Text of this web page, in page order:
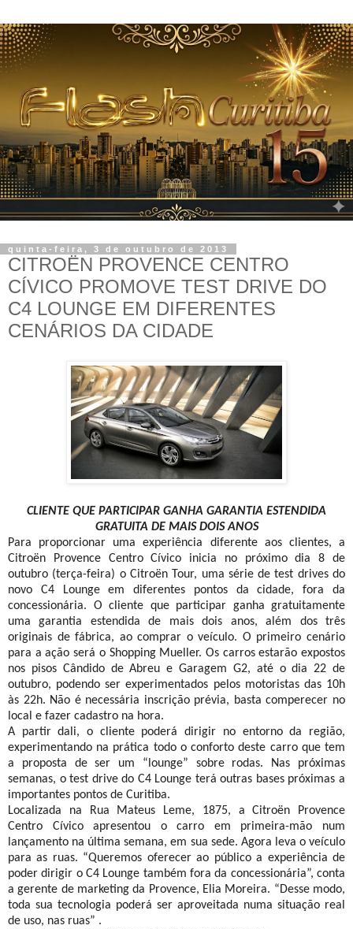
quinta-feira, 3 de outubro de 2013
CITROËN PROVENCE CENTRO
CÍVICO PROMOVE TEST DRIVE DO
C4 LOUNGE EM DIFERENTES
CENÁRIOS DA CIDADE
CLIENTE QUE PARTICIPAR GANHA GARANTIA ESTENDIDA
GRATUITA DE MAIS DOIS ANOS
Para proporcionar uma experiência diferente aos clientes, a
Citroën Provence Centro Cívico inicia no próximo dia 8 de
outubro (terça-feira) o Citroën Tour, uma série de test drives do
novo C4 Lounge em diferentes pontos da cidade, fora da
concessionária. O cliente que participar ganha gratuitamente
uma garantia estendida de mais dois anos, além dos três
originais de fábrica, ao comprar o veículo. O primeiro cenário
para a ação será o Shopping Mueller. Os carros estarão expostos
nos pisos Cândido de Abreu e Garagem G2, até o dia 22 de
outubro, podendo ser experimentados pelos motoristas das 10h
às 22h. Não é necessária inscrição prévia, basta comperecer no
local e fazer cadastro na hora.
A partir dali, o cliente poderá dirigir no entorno da região,
experimentando na prática todo o conforto deste carro que tem
a proposta de ser um “lounge” sobre rodas. Nas próximas
semanas, o test drive do C4 Lounge terá outras bases próximas a
importantes pontos de Curitiba.
Localizada na Rua Mateus Leme, 1875, a Citroën Provence
Centro Cívico apresentou o carro em primeira-mão num
lançamento na última semana, em sua sede. Agora leva o veículo
para as ruas. “Queremos oferecer ao público a experiência de
poder dirigir o C4 Lounge também fora da concessionária”, conta
a gerente de marketing da Provence, Elia Moreira. “Desse modo,
toda sua tecnologia poderá ser aproveitada numa situação real
de uso, nas ruas” .